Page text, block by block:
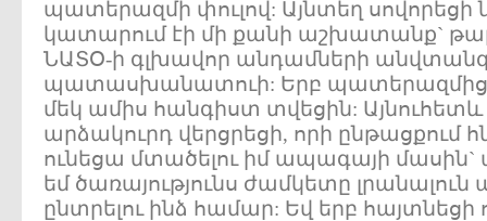
պատերազմի փուլով: Այնտեղ սովորեցի
կատարում էի մի քանի աշխատանք`
ՆԱՏՕ-ի գլխավոր անդամների
պատասխանատուի: Երբ պատերազմից
մեկ ամիս հանգիստ տվեցին: Այնուհետև
արձակուրդ վերցրեցի, որի ընթացքում
ունեցա մտածելու իմ ապագայի մասին`
եմ ծառայությունս ժամկետը լրանալուն
ընտրելու ինձ համար: Եվ երբ հայտնեցի